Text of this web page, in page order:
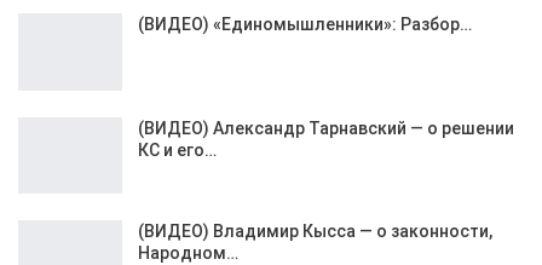
(ВИДЕО) «Единомышленники»: Разбор…
(ВИДЕО) Александр Тарнавский — о решении
КС и его…
(ВИДЕО) Владимир Кысса — о законности,
Народном…